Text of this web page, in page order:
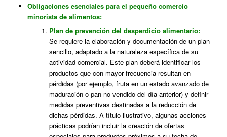
Obligaciones esenciales para el pequeño comercio
minorista de alimentos:
Plan de prevención del desperdicio alimentario:
Se requiere la elaboración y documentación de un plan
sencillo, adaptado a la naturaleza específica de su
actividad comercial. Este plan deberá identificar los
productos que con mayor frecuencia resultan en
pérdidas (por ejemplo, fruta en un estado avanzado de
maduración o pan no vendido del día anterior) y definir
medidas preventivas destinadas a la reducción de
dichas pérdidas. A título ilustrativo, algunas acciones
prácticas podrían incluir la creación de ofertas